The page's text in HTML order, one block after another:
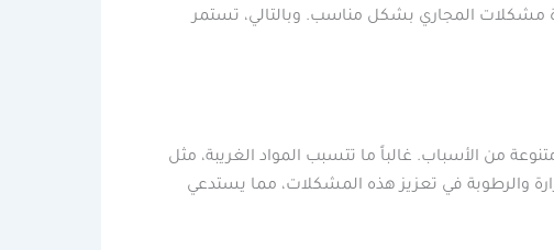
مشكلات المجاري بشكل مناسب. وبالتالي، تستمر
من الأسباب. غالباً ما تتسبب المواد الغريبة، مثل
والرطوبة في تعزيز هذه المشكلات، مما يستدعي